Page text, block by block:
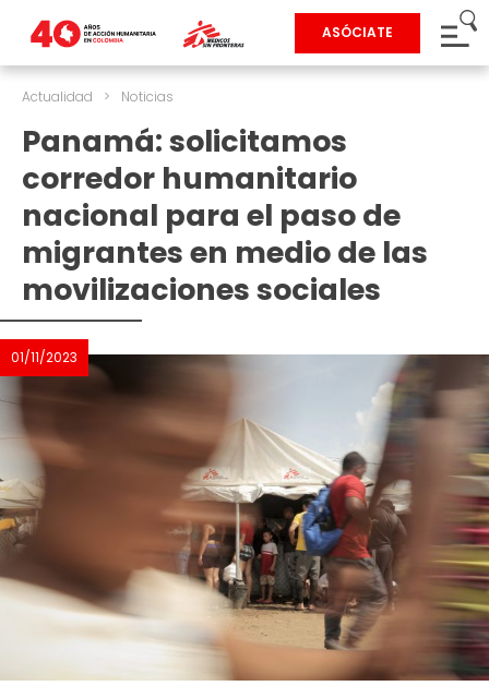
ASÓCIATE
Actualidad > Noticias
Panamá: solicitamos
corredor humanitario
nacional para el paso de
migrantes en medio de las
movilizaciones sociales
01/11/2023